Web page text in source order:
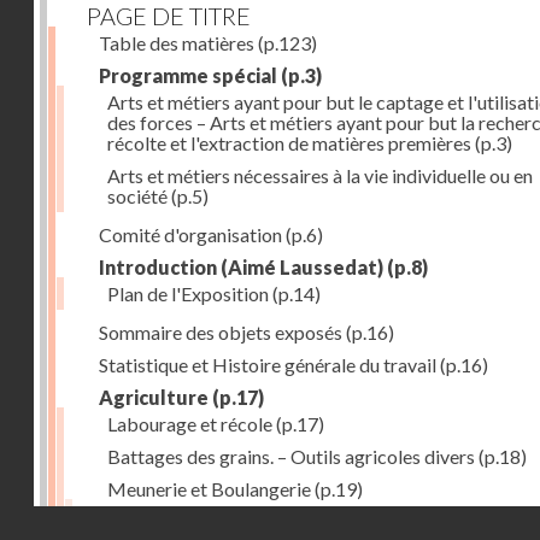
PAGE DE TITRE
Table des matières (p.123)
Programme spécial (p.3)
Arts et métiers ayant pour but le captage et
des forces – Arts et métiers ayant pour but la
récolte et l'extraction de matières premières (p.3)
Arts et métiers nécessaires à la vie individuelle ou en
société(p.5)
Comité d'organisation(p.6)
Introduction (Aimé Laussedat) (p.8)
Plan de l'Exposition(p.14)
Sommaire des objets exposés (p.16)
Statistique et Histoire générale du travail(p.16)
Agriculture (p.17)
Labourage et récole(p.17)
Battages des grains. – Outils agricoles divers (p.18)
Meunerie et Boulangerie(p.19)